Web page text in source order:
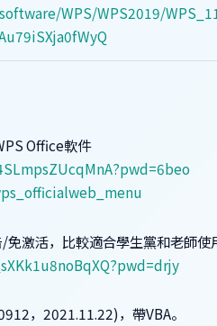
WPS/WPS2019/
Office軟件
激活，比較適合學生黨和老師使
，2021.11.22)，帶VBA。